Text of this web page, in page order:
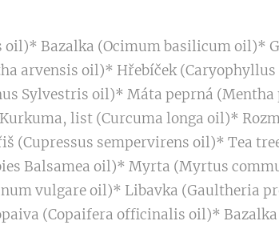
Bazalka (Ocimum basilicum oil)*
arvensis oil)* Hřebíček
Sylvestris oil)* Máta peprná
list (Curcuma longa oil)*
(Cupressus sempervirens oil)* Tea
Balsamea oil)* Myrta (Myrtus
vulgare oil)* Libavka (Gaultheria
(Copaifera officinalis oil)*